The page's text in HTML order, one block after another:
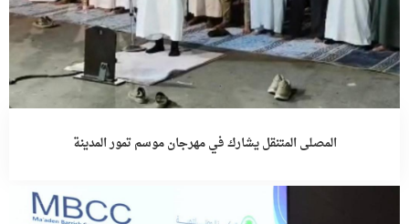
المصلى المتنقل يشارك في مهرجان موسم تمور المدينة